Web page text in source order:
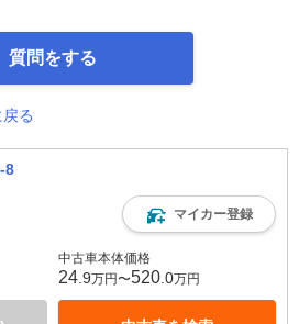
質問をする
る
8
マイカー登録
中古車本体価格
24 .9万円〜520 .0万円